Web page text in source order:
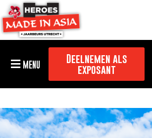
MENU
Deelnemen als
exposant